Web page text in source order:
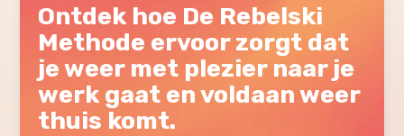
Ontdek hoe De Rebelski
Methode ervoor zorgt dat
je weer met plezier naar je
werk gaat en voldaan weer
thuis komt.